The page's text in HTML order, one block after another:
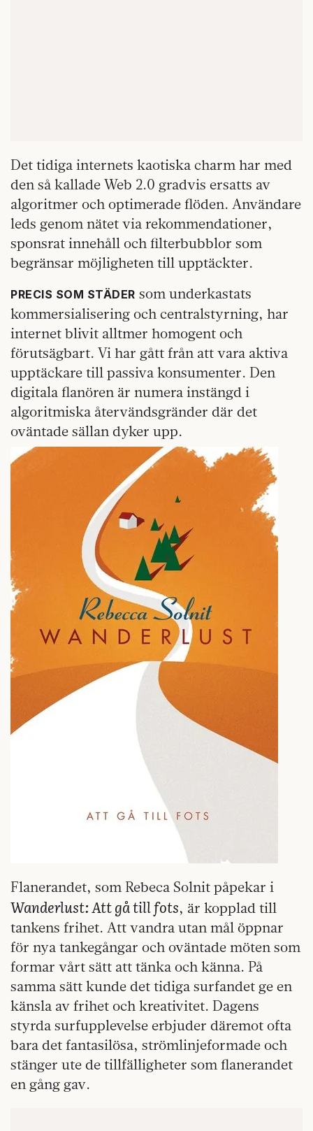
Det tidiga internets kaotiska charm har med
den så kallade Web 2.0 gradvis ersatts av
algoritmer och optimerade flöden. Användare
leds genom nätet via rekommendationer,
sponsrat innehåll och filterbubblor som
begränsar möjligheten till upptäckter.
PRECIS SOM STÄDER som underkastats
kommersialisering och centralstyrning, har
internet blivit alltmer homogent och
förutsägbart. Vi har gått från att vara aktiva
upptäckare till passiva konsumenter. Den
digitala flanören är numera instängd i
algoritmiska återvändsgränder där det
oväntade sällan dyker upp.
Flanerandet, som Rebeca Solnit påpekar i
Wanderlust: Att gå till fots, är kopplad till
tankens frihet. Att vandra utan mål öppnar
för nya tankegångar och oväntade möten som
formar vårt sätt att tänka och känna. På
samma sätt kunde det tidiga surfandet ge en
känsla av frihet och kreativitet. Dagens
styrda surfupplevelse erbjuder däremot ofta
bara det fantasilösa, strömlinjeformade och
stänger ute de tillfälligheter som flanerandet
en gång gav.